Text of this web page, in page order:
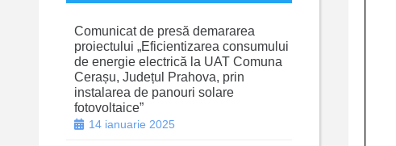
Comunicat de presă demararea
proiectului „Eficientizarea consumului
de energie electrică la UAT Comuna
Cerașu, Județul Prahova, prin
instalarea de panouri solare
fotovoltaice”
14 ianuarie 2025